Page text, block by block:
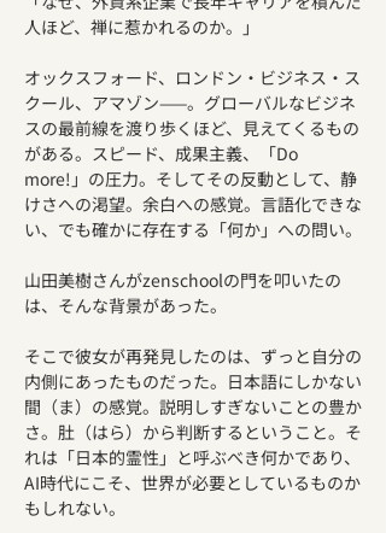
人ほど、禅に惹かれるのか。」
オックスフォード、ロンドン・ビジネス・ス
クール、アマゾン——。グローバルなビジネ
スの最前線を渡り歩くほど、見えてくるもの
がある。スピード、成果主義、「Do
more!」の圧力。そしてその反動として、静
けさへの渇望。余白への感覚。言語化できな
い、でも確かに存在する「何か」への問い。
山田美樹さんがzenschoolの門を叩いたの
は、そんな背景があった。
そこで彼女が再発見したのは、ずっと自分の
内側にあったものだった。日本語にしかない
間（ま）の感覚。説明しすぎないことの豊か
さ。肚（はら）から判断するということ。そ
れは「日本的霊性」と呼ぶべき何かであり、
AI時代にこそ、世界が必要としているものか
もしれない。